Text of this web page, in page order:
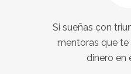
Si sueñas con
mentoras que
dinero en